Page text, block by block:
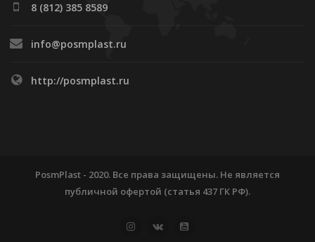
8 (812) 385 8589
info@posmplast.ru
http://posmplast.ru
PosmPlast - 2020. Все права защищены. Не является
публичной офертой (статья 437 ГК РФ).